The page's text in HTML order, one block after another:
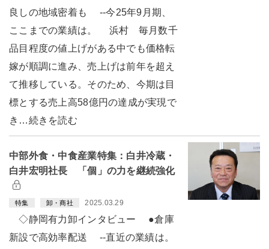
良しの地域密着も --今25年9月期、
ここまでの業績は。 浜村 毎月数千
品目程度の値上げがある中でも価格転
嫁が順調に進み、売上げは前年を超え
て推移している。そのため、今期は目
標とする売上高58億円の達成が実現で
き…続きを読む
中部外食・中食産業特集：白井冷蔵・
白井宏明社長 「個」の力を継続強化
特集 卸・商社 2025.03.29
◇静岡有力卸インタビュー ●倉庫
新設で高効率配送 --直近の業績は。